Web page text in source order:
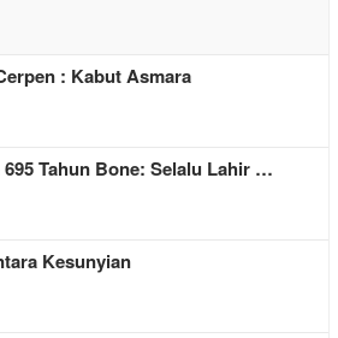
: Kabut Asmara
695 Tahun Bone: Selalu Lahir …
Kesunyian